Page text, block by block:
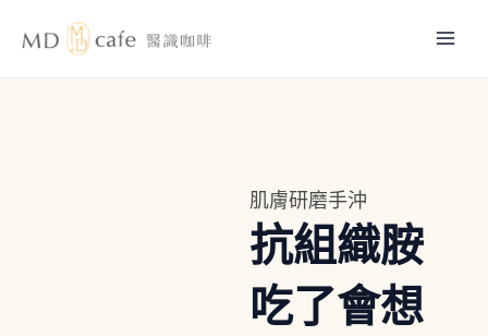
肌膚研磨手沖
抗組織胺
吃了會想